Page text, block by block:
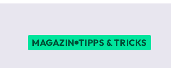
MAGAZIN TIPPS & TRICKS